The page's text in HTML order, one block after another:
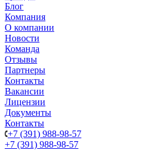
Блог
Компания
О компании
Новости
Команда
Отзывы
Партнеры
Контакты
Вакансии
Лицензии
Документы
Контакты
+7 (391) 988-98-57
+7 (391) 988-98-57